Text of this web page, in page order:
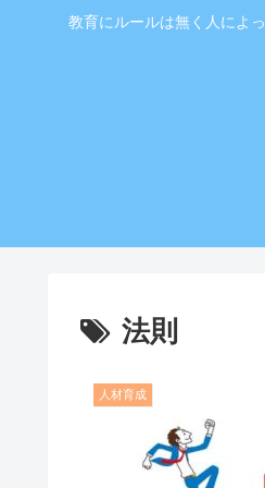
教育にルールは無く人によ
法則
人材育成